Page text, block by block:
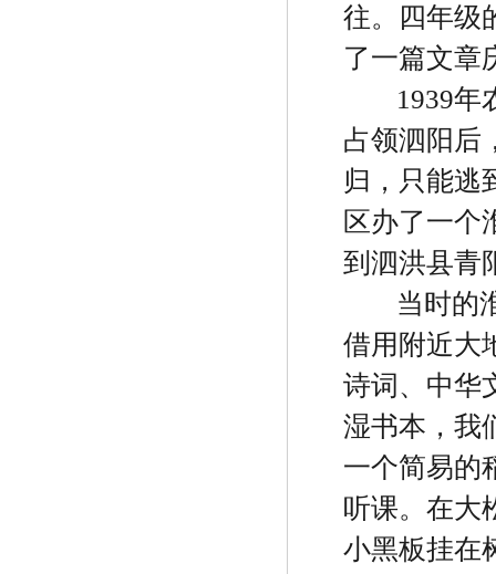
往。四年级
了一篇文章
1939年
占领泗阳后
归，只能逃
区办了一个
到泗洪县青
当时的
借用附近大
诗词、中华
湿书本，我
一个简易的
听课。在大
小黑板挂在